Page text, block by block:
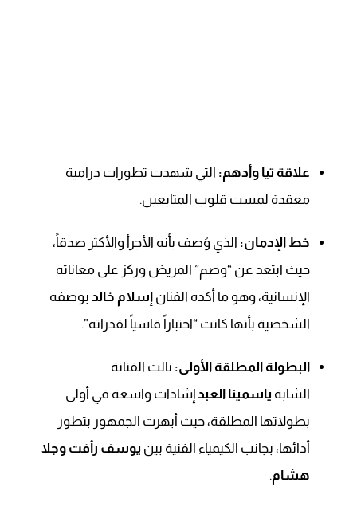
علاقة تيا وأدهم: التي شهدت تطورات درامية
معقدة لمست قلوب المتابعين.
خط الإدمان: الذي وُصف بأنه الأجرأ والأكثر صدقاً،
حيث ابتعد عن “وصم” المريض وركز على معاناته
الإنسانية، وهو ما أكده الفنان إسلام خالدبوصفه
الشخصية بأنها كانت “اختباراً قاسياً لقدراته”.
البطولة المطلقة الأولى: نالت الفنانة
الشابة ياسمينا العبدإشادات واسعة في أولى
بطولاتها المطلقة، حيث أبهرت الجمهور بتطور
أدائها، بجانب الكيمياء الفنية بين يوسف رأفت وجلا
هشام.